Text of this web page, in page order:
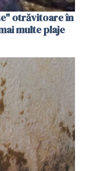
otrăvitoare în
multe plaje